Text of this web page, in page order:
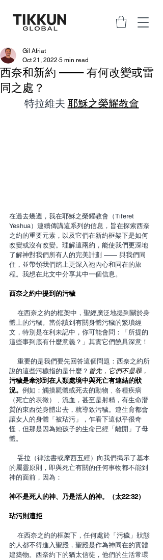
西奈和新約 —— 有何改變或雷
同之處？
Gil Afriat
Oct 21, 2022 5 min read
特拉維夫 耶穌之榮耀教會
在過去幾週，我在耶穌之榮耀教會（Tiferet
Yeshua）連續傳講這系列的信息，旨在探索西奈
之約的重要元素，以及它們在新約框架下是如何
改變或沒有改變。理解這兩約，能使我們更深地
了解神對我們所有人的完美計劃 —— 與我們同
住，並帶領我們踏上更深入祂內心和同在的旅
程。我想在此文中分享其中一個信息。
西奈之約中提到的污穢
體上的污穢。當你讀到有關身體污穢的繁瑣經
文，特別是在利未記中，你可能會問：「所提的
這些事到底有什麼意義？」其實它們饒具深意！
說的這些污穢指的是什麼？ 首先，它們不是罪，
污穢是牽涉到在人類處境中與死亡有連結的狀
況。 例如：觸摸屍體或死去的動物﹑各種疾病
（死亡的表徵）﹑流血，甚至是射精，有生命潛
質的東西從身體出去，就導致污穢。連生育都會
讓女人的身體「被玷污」，乍看下這似乎很奇
怪，但那是因為她孩子的生命已經「離開」了母
體。
的屬靈原則，即與死亡有關的任何事物都不能到
神的面前，因為：
神不是死人的神、乃是活人的神。（太22:32）
玷污則遭拒
的人都不得進入聖殿，聖殿是作為神同在的實體
建築物。西奈約下的猶太信徒，他們的生活常環